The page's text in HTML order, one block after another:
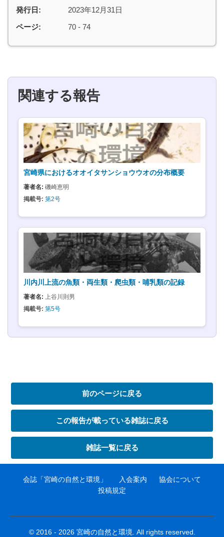
発行日:
2023年12月31日
ページ:
70 - 74
関連する報告
宮崎県におけるオオイタサンショウウオの分布概要
著者名: 磯崎恵明
掲載号: 第2号
川内川上流の魚類・両生類・爬虫類・哺乳類の記録
著者名: 上谷川則男
掲載号: 第5号
前のページに戻る
この報告が載っている雑誌に戻る
雑誌一覧に戻る
会誌「宮崎の自然と環境」 入会案内
協会について
投稿規定
© 2016 - 2026 宮崎の自然と環境. All rights reserved.